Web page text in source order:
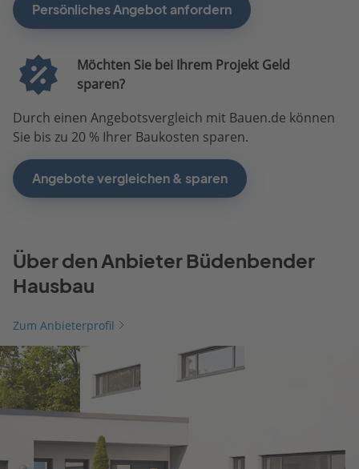
Persönliches Angebot anfordern
Möchten Sie bei Ihrem Projekt Geld
sparen?
Durch einen Angebotsvergleich mit Bauen.de können
Sie bis zu 20 % Ihrer Baukosten sparen.
Angebote vergleichen & sparen
Über den Anbieter Büdenbender
Hausbau
Zum Anbieterprofil